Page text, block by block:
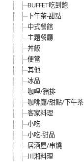
BUFFET吃到飽
下午茶-甜點
中式餐館
主題餐廳
丼飯
便當
其他
冰品
咖哩/豬排
咖啡廳/甜點/下午茶
客家料理
小吃
小吃-甜品
居酒屋/串燒
川湘料理